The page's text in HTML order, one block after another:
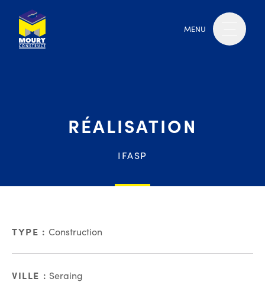
MENU
RÉALISATION
IFASP
TYPE : Construction
VILLE : Seraing